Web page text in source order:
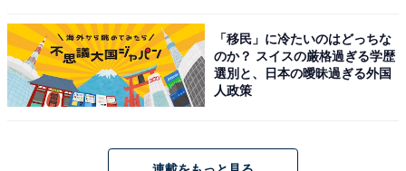
「移民」に冷たいのはどっちな
のか？ スイスの厳格過ぎる学歴
選別と、日本の曖昧過ぎる外国
人政策